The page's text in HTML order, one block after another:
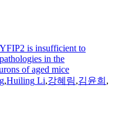
is insufficient to
in the
of aged mice
,Huiling Li,강혜림,김윤희 ,